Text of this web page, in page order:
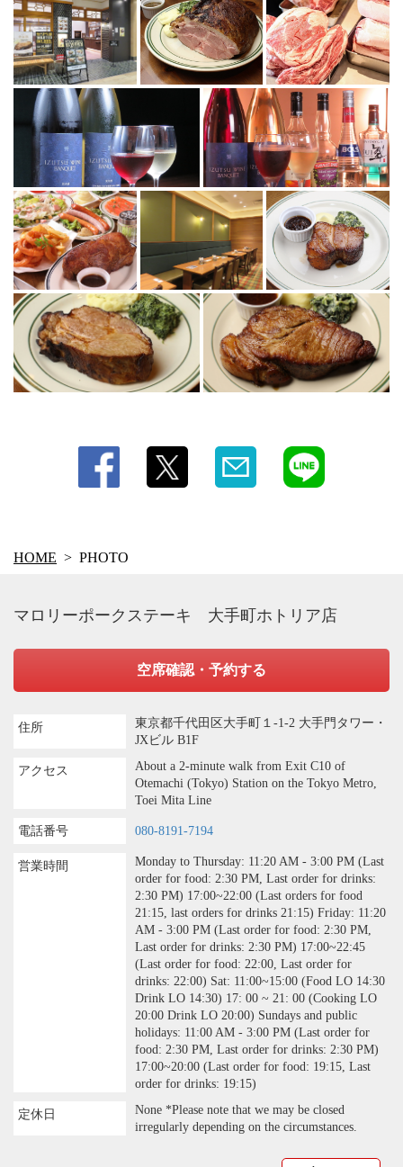
HOME PHOTO
この店舗情報をシェアする
PHOTO | マロリーポークステーキ 大手町ホトリア店
東京都千代田区大手町１-1-2 大手門タワー・JXビル B1F
https://mallorypork-ootemachi.owst.jp/gallery
お店情報をコピー
閉じる
マロリーポークステーキ 大手町ホトリア店
空席確認・予約する
住所
東京都千代田区大手町１-1-2 大手門タワー・
JXビル B1F
アクセス
About a 2-minute walk from Exit C10 of
Otemachi (Tokyo) Station on the Tokyo Metro,
Toei Mita Line
電話番号 080-8191-7194
営業時間
Monday to Thursday: 11:20 AM - 3:00 PM (Last
order for food: 2:30 PM, Last order for drinks:
2:30 PM) 17:00~22:00 (Last orders for food
21:15, last orders for drinks 21:15) Friday: 11:20
AM - 3:00 PM (Last order for food: 2:30 PM,
Last order for drinks: 2:30 PM) 17:00~22:45
(Last order for food: 22:00, Last order for
drinks: 22:00) Sat: 11:00~15:00 (Food LO 14:30
Drink LO 14:30) 17: 00 ~ 21: 00 (Cooking LO
20:00 Drink LO 20:00) Sundays and public
holidays: 11:00 AM - 3:00 PM (Last order for
food: 2:30 PM, Last order for drinks: 2:30 PM)
17:00~20:00 (Last order for food: 19:15, Last
order for drinks: 19:15)
定休日
None *Please note that we may be closed
irregularly depending on the circumstances.